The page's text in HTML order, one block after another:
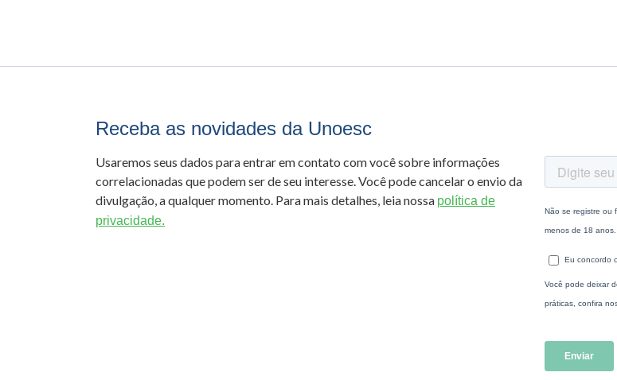
Receba as novidades da Unoesc
Usaremos seus dados para entrar em contato com você sobre informações
correlacionadas que podem ser de seu interesse. Você pode cancelar o envio da
divulgação, a qualquer momento. Para mais detalhes, leia nossa política de
privacidade.